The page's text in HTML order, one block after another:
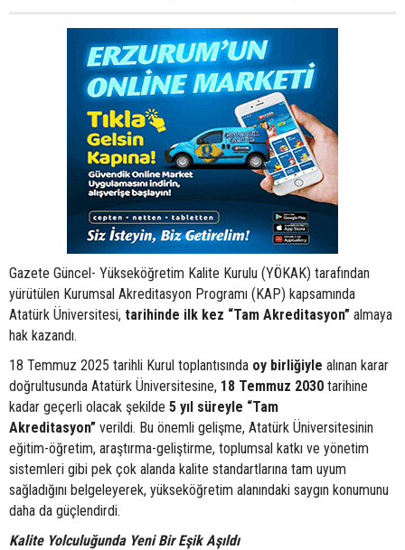
Gazete Güncel- Yükseköğretim Kalite Kurulu (YÖKAK) tarafından
yürütülen Kurumsal Akreditasyon Programı (KAP) kapsamında
Atatürk Üniversitesi, tarihinde ilk kez “Tam Akreditasyon” almaya
hak kazandı.
18 Temmuz 2025 tarihli Kurul toplantısında oy birliğiyle alınan karar
doğrultusunda Atatürk Üniversitesine, 18 Temmuz 2030 tarihine
kadar geçerli olacak şekilde 5 yıl süreyle “Tam
Akreditasyon” verildi. Bu önemli gelişme, Atatürk Üniversitesinin
eğitim-öğretim, araştırma-geliştirme, toplumsal katkı ve yönetim
sistemleri gibi pek çok alanda kalite standartlarına tam uyum
sağladığını belgeleyerek, yükseköğretim alanındaki saygın konumunu
daha da güçlendirdi.
Kalite Yolculuğunda Yeni Bir Eşik Aşıldı